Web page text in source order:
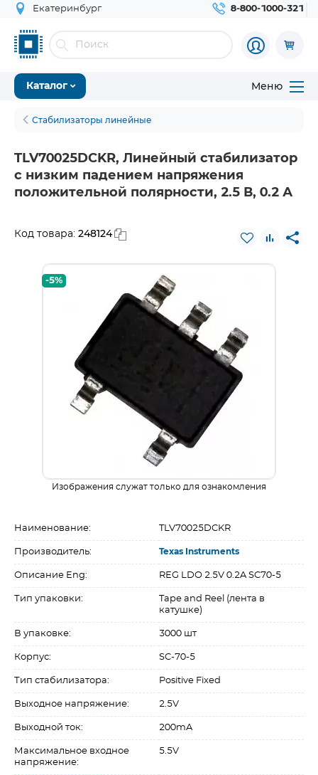
Екатеринбург 8-800-1000-321
Каталог Меню
Стабилизаторы линейные
TLV70025DCKR, Линейный стабилизатор
с низким падением напряжения
положительной полярности, 2.5 В, 0.2 А
Код товара: 248124
-5%
Изображения служат только для ознакомления
Наименование: TLV70025DCKR
Производитель: Texas Instruments
Описание Eng: REG LDO 2.5V 0.2A SC70-5
Тип упаковки:
Tape and Reel (лента в
катушке)
В упаковке: 3000 шт
Корпус: SC-70-5
Тип стабилизатора: Positive Fixed
Выходное напряжение: 2.5V
Выходной ток: 200mA
Максимальное входное
напряжение:
5.5V